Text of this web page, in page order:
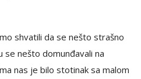
shvatili da se nešto strašno
se nešto domunđavali na
nas je bilo stotinak sa malom